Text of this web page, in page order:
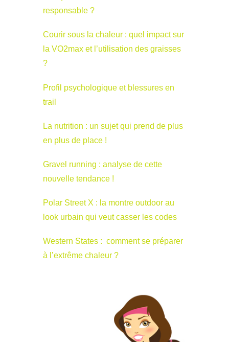
responsable ?
Courir sous la chaleur : quel impact sur
la VO2max et l’utilisation des graisses
?
Profil psychologique et blessures en
trail
La nutrition : un sujet qui prend de plus
en plus de place !
Gravel running : analyse de cette
nouvelle tendance !
Polar Street X : la montre outdoor au
look urbain qui veut casser les codes
Western States : comment se préparer
à l’extrême chaleur ?